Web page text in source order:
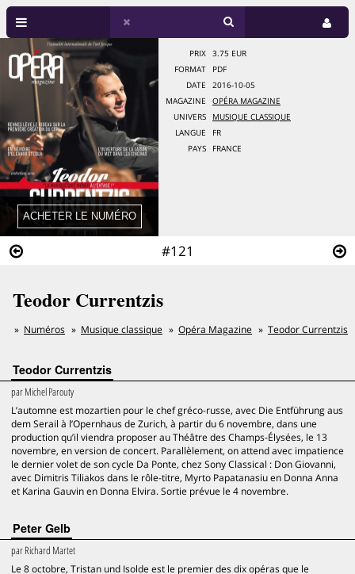
#121
PRIX
3.75 EUR
FORMAT
PDF
DATE
2016-10-05
MAGAZINE
OPÉRA MAGAZINE
UNIVERS
MUSIQUE CLASSIQUE
LANGUE
FR
PAYS
FRANCE
Teodor Currentzis
Numéros Musique classique Opéra Magazine Teodor Currentzis
Teodor Currentzis
parMichel Parouty
L’automne est mozartien pour le chef gréco-russe, avec Die Entführung aus
dem Serail à l’Opernhaus de Zurich, à partir du 6 novembre, dans une
production qu’il viendra proposer au Théâtre des Champs-Élysées, le 13
novembre, en version de concert. Parallèlement, on attend avec impatience
le dernier volet de son cycle Da Ponte, chez Sony Classical : Don Giovanni,
avec Dimitris Tiliakos dans le rôle-titre, Myrto Papatanasiu en Donna Anna
et Karina Gauvin en Donna Elvira. Sortie prévue le 4 novembre.
Peter Gelb
parRichard Martet
Le 8 octobre, Tristan und Isolde est le premier des dix opéras que le